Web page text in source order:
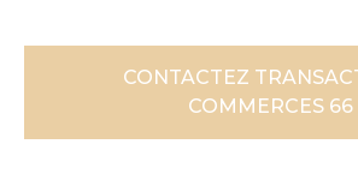
CONTACTEZ
COMMERCES 66